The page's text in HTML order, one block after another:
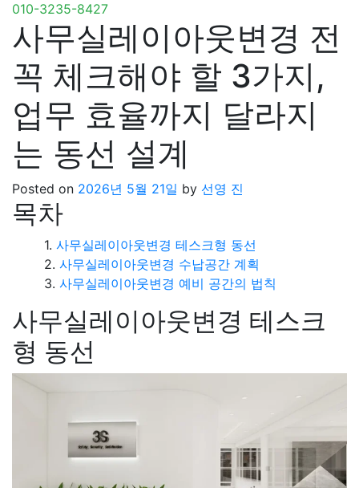
010-3235-8427
사무실레이아웃변경 전
꼭 체크해야 할 3가지,
업무 효율까지 달라지
는 동선 설계
Posted on 2026년 5월 21일 by 선영 진
목차
사무실레이아웃변경 테스크형 동선
사무실레이아웃변경 수납공간 계획
사무실레이아웃변경 예비 공간의 법칙
사무실레이아웃변경 테스크
형 동선